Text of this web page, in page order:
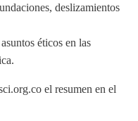
deslizamientos
éticos en las
el resumen en el